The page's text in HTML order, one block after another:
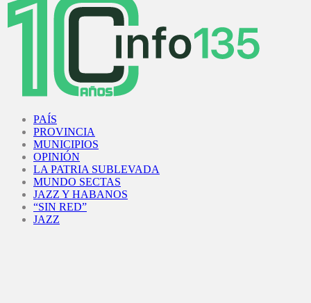
PAÍS
PROVINCIA
MUNICIPIOS
OPINIÓN
LA PATRIA SUBLEVADA
MUNDO SECTAS
JAZZ Y HABANOS
“SIN RED”
JAZZ